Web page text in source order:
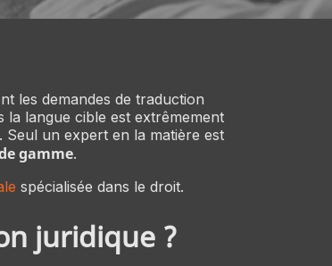
les demandes de traduction
la langue cible est extrêmement
Seul un expert en la matière est
gamme.
spécialisée dans le droit.
juridique ?